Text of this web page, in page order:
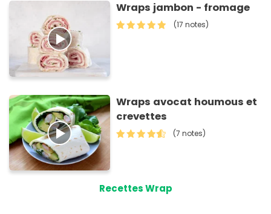
Wraps jambon - fromage
(17 notes)
Wraps avocat houmous et
crevettes
(7 notes)
Recettes Wrap